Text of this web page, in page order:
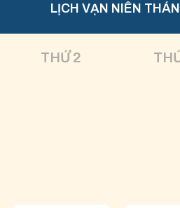
LỊCH VẠN NIÊN
THỨ 2